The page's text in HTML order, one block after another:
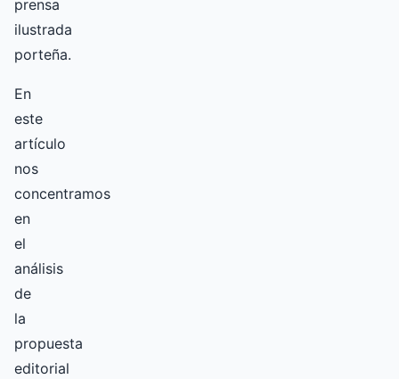
prensa
ilustrada
porteña.
En
este
artículo
nos
concentramos
en
el
análisis
de
la
propuesta
editorial